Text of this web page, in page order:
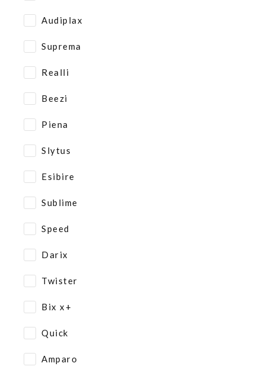
Audiplax
Suprema
Realli
Beezi
Piena
Slytus
Esibire
Sublime
Speed
Darix
Twister
Bix x+
Quick
Amparo